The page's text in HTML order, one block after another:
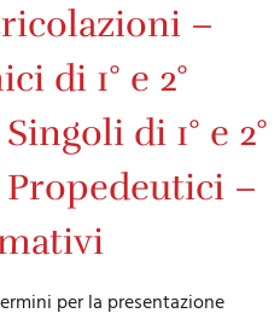
–
di 1° e 2°
di 1° e 2°
–
per la presentazione